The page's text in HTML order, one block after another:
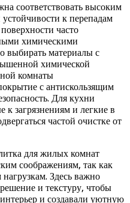
соответствовать высоким
к перепадам
часто
химическими
выбирать материалы с
химической
комнаты
с антискользящим
Для кухни
к загрязнениям и легкие в
частой очистке от
для жилых комнат
соображениям, так как
Здесь важно
и текстуру, чтобы
и создавали уютную